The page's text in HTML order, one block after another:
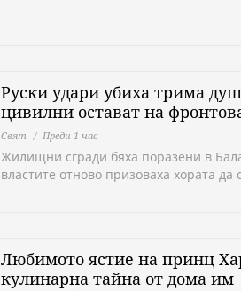
Руски удари убиха трима
цивилни остават на
Свят Преди 1 час
Жилищни сгради бяха поразени в
властите отново призоваха хората да
Любимото ястие на принц
кулинарна тайна от дома им